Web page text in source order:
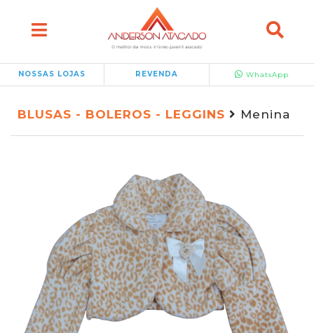
NOSSAS LOJAS REVENDA WhatsApp
BLUSAS - BOLEROS - LEGGINS Menina